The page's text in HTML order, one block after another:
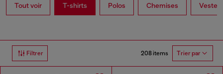
Tout voir T-shirts Polos Chemises Vestes
Filtrer 208 items Trier par